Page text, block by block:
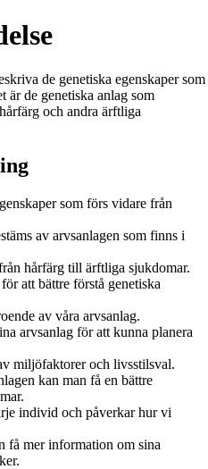
de genetiska egenskaper som
är de genetiska anlag som
och andra ärftliga
som förs vidare från
av arvsanlagen som finns i
hårfärg till ärftliga sjukdomar.
att bättre förstå genetiska
av våra arvsanlag.
arvsanlag för att kunna planera
miljöfaktorer och livsstilsval.
kan man få en bättre
individ och påverkar hur vi
få mer information om sina